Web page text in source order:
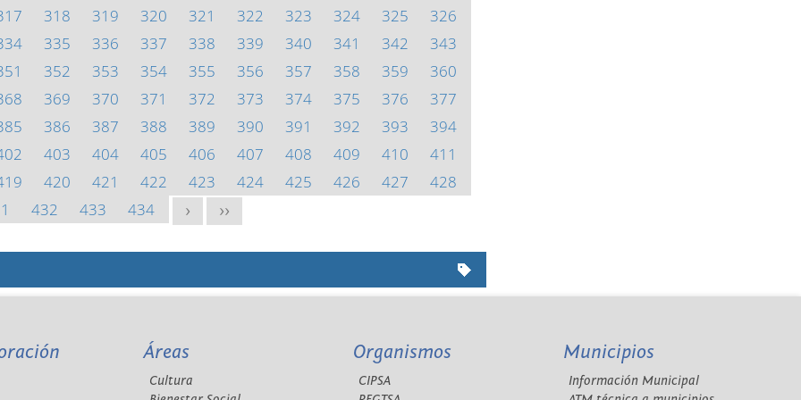
318 319 320 321 322 323 324 325
326
335 336 337 338 339 340 341 342
343
352 353 354 355 356 357 358 359
360
369 370 371 372 373 374 375 376
377
386 387 388 389 390 391 392 393
394
403 404 405 406 407 408 409 410
411
420 421 422 423 424 425 426 427
428
432 433 434 > >>
Áreas
Cultura
Organismos
CIPSA
Municipios
Información Municipal